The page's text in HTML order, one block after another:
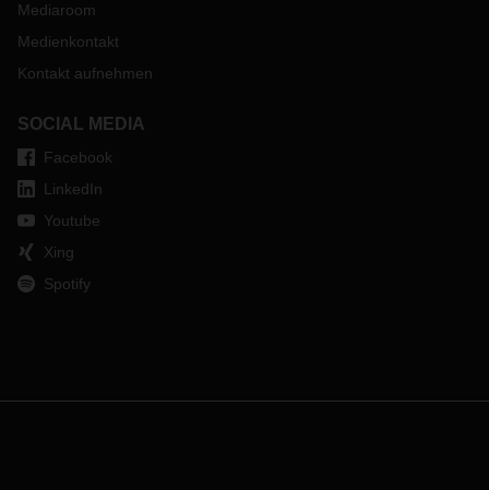
Mediaroom
Medienkontakt
Kontakt aufnehmen
SOCIAL MEDIA
Facebook
LinkedIn
Youtube
Xing
Spotify